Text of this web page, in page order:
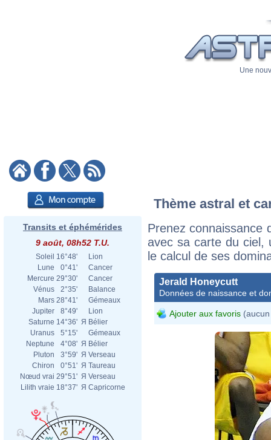
Une
Transits et éphémérides
9 août, 08h52 T.U.
Soleil 16°48'
Lion
Lune
0°41'
Cancer
Mercure 29°30'
Cancer
Vénus
2°35'
Balance
Mars 28°41'
Gémeaux
Jupiter
8°49'
Lion
Saturne 14°36' Я Bélier
Uranus
5°15'
Gémeaux
Neptune
4°08' Я Bélier
Pluton
3°59' Я Verseau
Chiron
0°51' Я Taureau
Nœud vrai 29°51' Я Verseau
Lilith vraie 18°37' Я Capricorne
Thème astral et
Prenez connaissance
avec sa carte du ciel,
le calcul de ses
Jerald Honeycutt
Données de naissance et
Ajouter aux favoris